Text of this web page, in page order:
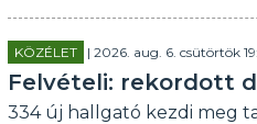
KÖZÉLET | 2026. aug. 6. csütörtök
Felvételi: rekordott
334 új hallgató kezdi meg